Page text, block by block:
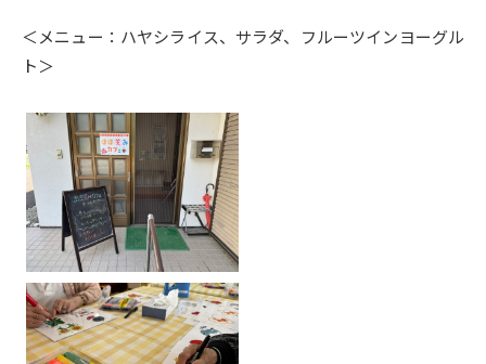
＜メニュー：ハヤシライス、サラダ、フルーツインヨーグル
ト＞